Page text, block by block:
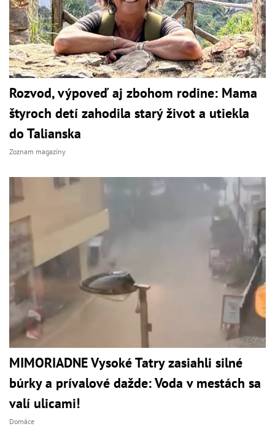
Rozvod, výpoveď aj zbohom rodine: Mama
štyroch detí zahodila starý život a utiekla
do Talianska
Zoznam magazíny
MIMORIADNE Vysoké Tatry zasiahli silné
búrky a prívalové dažde: Voda v mestách sa
valí ulicami!
Domáce